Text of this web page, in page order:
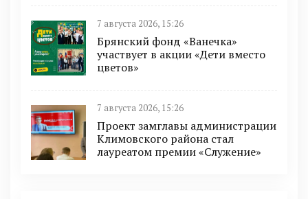
7 августа 2026, 15:26
Брянский фонд «Ванечка»
участвует в акции «Дети вместо
цветов»
7 августа 2026, 15:26
Проект замглавы администрации
Климовского района стал
лауреатом премии «Служение»